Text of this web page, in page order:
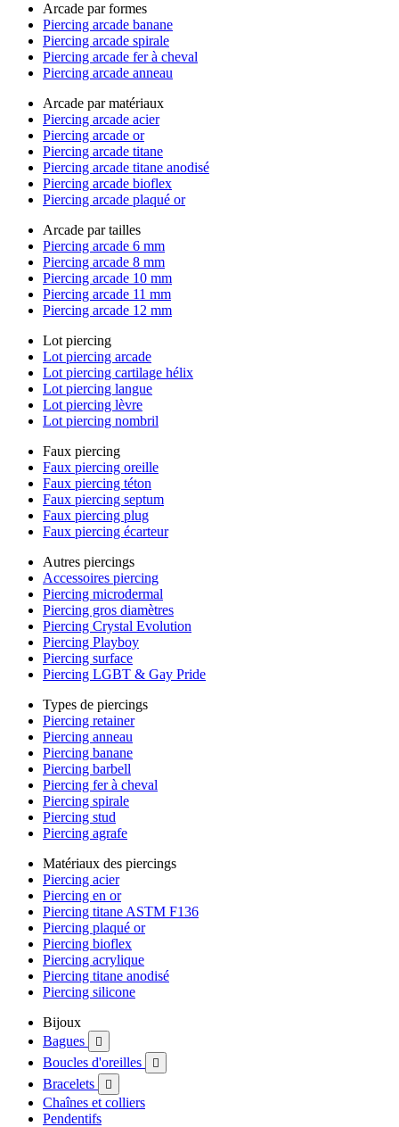
Arcade par formes
Piercing arcade banane
Piercing arcade spirale
Piercing arcade fer à cheval
Piercing arcade anneau
Arcade par matériaux
Piercing arcade acier
Piercing arcade or
Piercing arcade titane
Piercing arcade titane anodisé
Piercing arcade bioflex
Piercing arcade plaqué or
Arcade par tailles
Piercing arcade 6 mm
Piercing arcade 8 mm
Piercing arcade 10 mm
Piercing arcade 11 mm
Piercing arcade 12 mm
Lot piercing
Lot piercing arcade
Lot piercing cartilage hélix
Lot piercing langue
Lot piercing lèvre
Lot piercing nombril
Faux piercing
Faux piercing oreille
Faux piercing téton
Faux piercing septum
Faux piercing plug
Faux piercing écarteur
Autres piercings
Accessoires piercing
Piercing microdermal
Piercing gros diamètres
Piercing Crystal Evolution
Piercing Playboy
Piercing surface
Piercing LGBT & Gay Pride
Types de piercings
Piercing retainer
Piercing anneau
Piercing banane
Piercing barbell
Piercing fer à cheval
Piercing spirale
Piercing stud
Piercing agrafe
Matériaux des piercings
Piercing acier
Piercing en or
Piercing titane ASTM F136
Piercing plaqué or
Piercing bioflex
Piercing acrylique
Piercing titane anodisé
Piercing silicone
Bijoux
Bagues

Boucles d'oreilles 
Bracelets 
Chaînes et colliers
Pendentifs